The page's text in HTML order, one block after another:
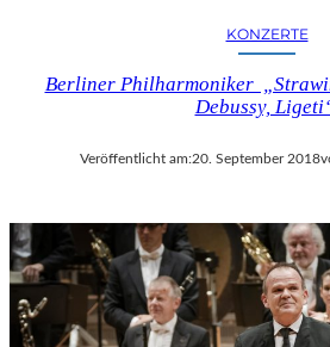
KONZERTE
Berliner Philharmoniker
Debussy,
Veröffentlicht am:20. September 2018